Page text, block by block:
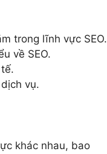
trong lĩnh vực SEO.
về SEO.
vụ.
khác nhau, bao